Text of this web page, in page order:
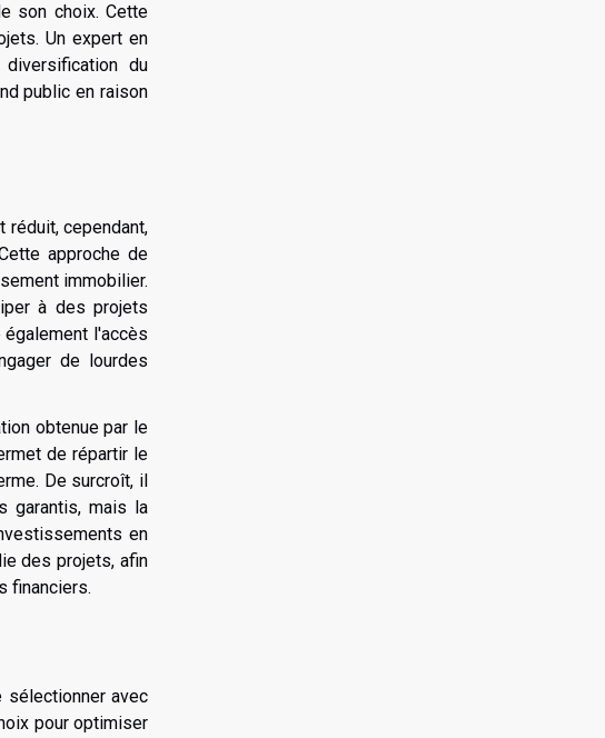
son choix. Cette
Un expert en
du
public en raison
cependant,
approche de
immobilier.
à des projets
l'accès
de lourdes
obtenue par le
de répartir le
De surcroît, il
garantis, mais la
en
des projets, afin
financiers.
sélectionner avec
pour optimiser